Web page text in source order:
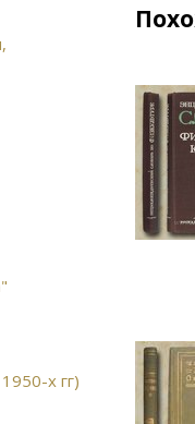
х гг)